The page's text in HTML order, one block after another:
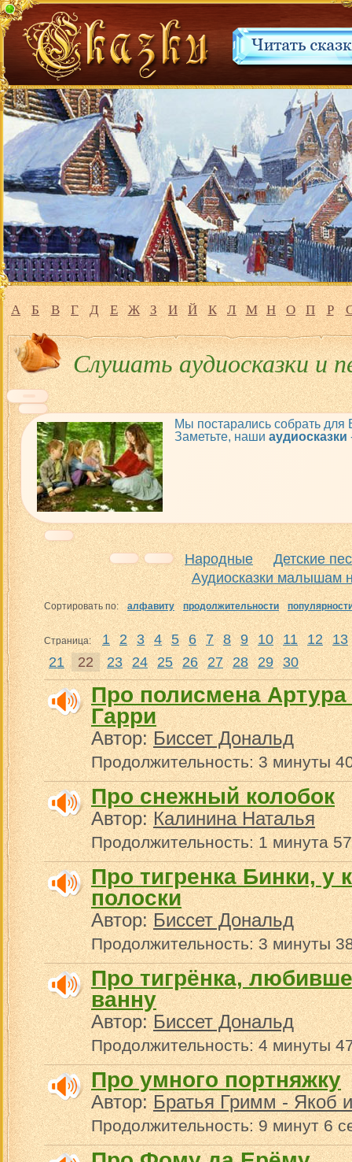
А Б В Г Д Е Ж З И Й К Л М Н О П Р
Слушать аудиосказки и
Мы постарались собрать
Заметьте, наши аудиосказки
Народные
Детские
Аудиосказки малышам
Сортировать по: алфавиту продолжительности
Страница: 1 2 3 4 5 6 7 8 9 10 11 12 13
21
22 23 24 25 26 27 28 29 30
Про полисмена Артура
Гарри
Автор:Биссет Дональд
Продолжительность: 3 минуты
Про снежный колобок
Автор:Калинина Наталья
Продолжительность: 1 минута
Про тигренка Бинки, у
полоски
Автор:Биссет Дональд
Продолжительность: 3 минуты
Про тигрёнка,
ванну
Автор:Биссет Дональд
Продолжительность: 4 минуты
Про умного портняжку
Автор:Братья Гримм - Якоб
Продолжительность: 9 минут 6